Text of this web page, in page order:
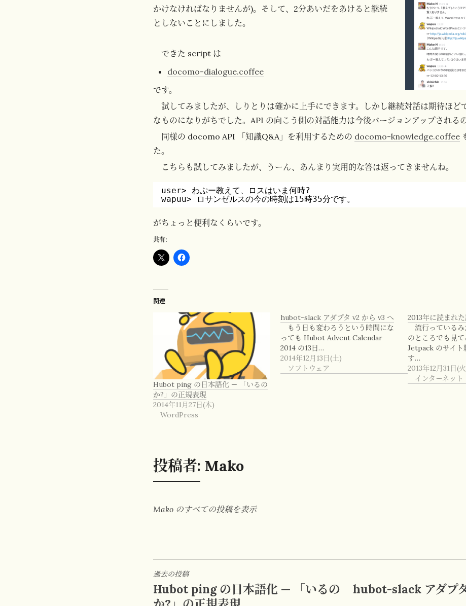
かけなければなりませんが)。そして、2分あいだをあけると継続
としないことにしました。
できた script は
docomo-dialogue.coffee
です。
試してみましたが、しりとりは確かに上手にできます。しかし継続対話は期待ほど
なものになりがちでした。API の向こう側の対話能力は今後バージョンアップされる
同様の docomo API 「知識Q&A」を利用するための docomo-knowledge.coffee
た。
こちらも試してみましたが、うーん、あんまり実用的な答は返ってきませんね。
user> わぷー教えて、ロスはいま何時?
wapuu> ロサンゼルスの今の時刻は15時35分です。
がちょっと便利なくらいです。
共有:
関連
Hubot ping の日本語化 — 「いるの
か?」の正規表現
2014年11月27日(木)
WordPress
hubot-slack アダプタ v2 から v3 へ
もう日も変わろうという時間にな
っても Hubot Advent Calendar
2014 の13日…
2014年12月13日(土)
ソフトウェア
2013年に読まれ
流行っている
のところでも見て
Jetpack のサイト
す…
2013年12月31日(
インターネット
投稿者: Mako
Mako のすべての投稿を表示
投
稿
過去の投稿
Hubot ping の日本語化 — 「いるの
hubot-slack アダプ